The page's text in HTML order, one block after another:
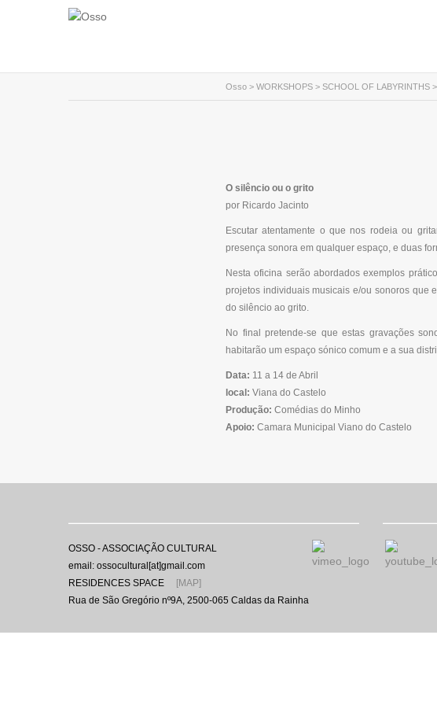
Osso > WORKSHOPS > SCHOOL OF LABYRINTHS
O silêncio ou o grito
por Ricardo Jacinto
Escutar atentamente o que nos rodeia ou
presença sonora em qualquer espaço, e duas
Nesta oficina serão abordados exemplos
projetos individuais musicais e/ou sonoros que
do silêncio ao grito.
No final pretende-se que estas gravações
habitarão um espaço sónico comum e a sua
Data: 11 a 14 de Abril
local: Viana do Castelo
Produção: Comédias do Minho
Apoio: Camara Municipal Viano do Castelo
OSSO - ASSOCIAÇÃO CULTURAL
email: ossocultural[at]gmail.com
RESIDENCES SPACE
[MAP]
Rua de São Gregório nº9A, 2500-065 Caldas da Rainha